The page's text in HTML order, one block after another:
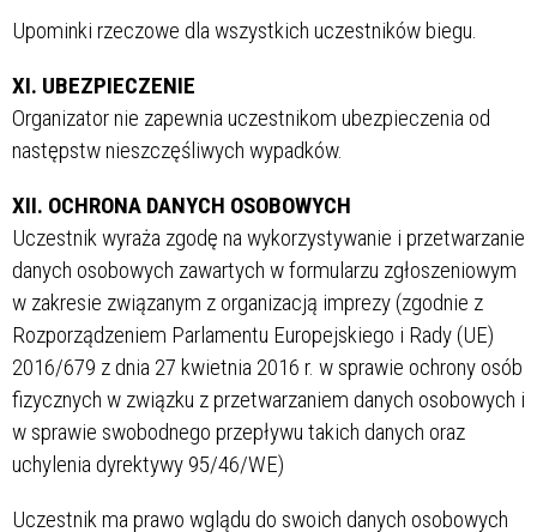
Upominki rzeczowe dla wszystkich uczestników biegu.
XI. UBEZPIECZENIE
Organizator nie zapewnia uczestnikom ubezpieczenia od
następstw nieszczęśliwych wypadków.
XII. OCHRONA DANYCH OSOBOWYCH
Uczestnik wyraża zgodę na wykorzystywanie i przetwarzanie
danych osobowych zawartych w formularzu zgłoszeniowym
w zakresie związanym z organizacją imprezy (zgodnie z
Rozporządzeniem Parlamentu Europejskiego i Rady (UE)
2016/679 z dnia 27 kwietnia 2016 r. w sprawie ochrony osób
fizycznych w związku z przetwarzaniem danych osobowych i
w sprawie swobodnego przepływu takich danych oraz
uchylenia dyrektywy 95/46/WE)
Uczestnik ma prawo wglądu do swoich danych osobowych